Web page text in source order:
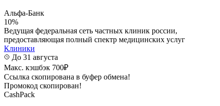
Альфа-Банк
10%
Ведущая федеральная сеть частных клиник россии,
предоставляющая полный спектр медицинских услуг
Клиники
До 31 августа
Макс. кэшбэк 700₽
Ссылка скопирована в буфер обмена!
Промокод скопирован!
CashPack